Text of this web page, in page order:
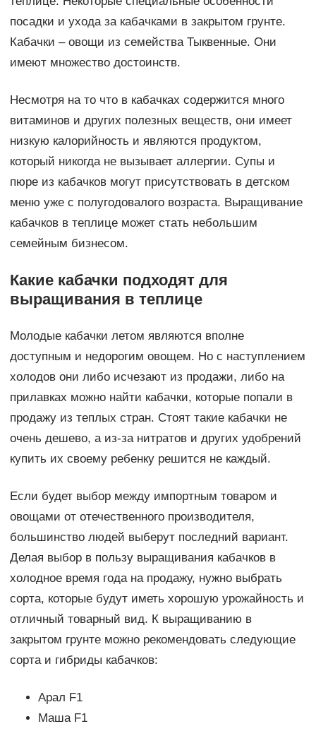
посадки и ухода за кабачками в закрытом грунте.
Кабачки – овощи из семейства Тыквенные. Они
имеют множество достоинств.
Несмотря на то что в кабачках содержится много
витаминов и других полезных веществ, они имеет
низкую калорийность и являются продуктом,
который никогда не вызывает аллергии. Супы и
пюре из кабачков могут присутствовать в детском
меню уже с полугодовалого возраста. Выращивание
кабачков в теплице может стать небольшим
семейным бизнесом.
Какие кабачки подходят для
выращивания в теплице
Молодые кабачки летом являются вполне
доступным и недорогим овощем. Но с наступлением
холодов они либо исчезают из продажи, либо на
прилавках можно найти кабачки, которые попали в
продажу из теплых стран. Стоят такие кабачки не
очень дешево, а из-за нитратов и других удобрений
купить их своему ребенку решится не каждый.
Если будет выбор между импортным товаром и
овощами от отечественного производителя,
большинство людей выберут последний вариант.
Делая выбор в пользу выращивания кабачков в
холодное время года на продажу, нужно выбрать
сорта, которые будут иметь хорошую урожайность и
отличный товарный вид. К выращиванию в
закрытом грунте можно рекомендовать следующие
сорта и гибриды кабачков:
Арал F1
Маша F1